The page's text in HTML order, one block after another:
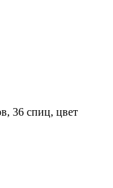
36 спиц, цвет